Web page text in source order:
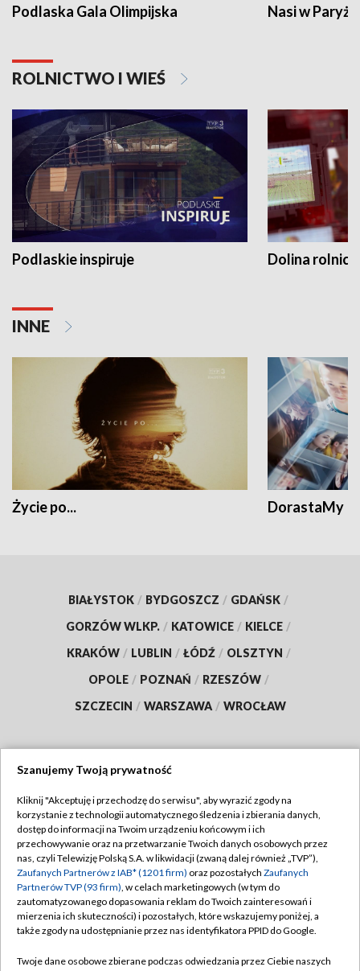
Podlaska Gala Olimpijska Nasi w Paryżu
ROLNICTWO I WIEŚ
Podlaskie inspiruje Dolina
INNE
Życie po... DorastaMy
BIAŁYSTOK / BYDGOSZCZ / GDAŃSK /
GORZÓW WLKP. / KATOWICE / KIELCE /
KRAKÓW / LUBLIN / ŁÓDŹ / OLSZTYN /
OPOLE / POZNAŃ / RZESZÓW /
SZCZECIN / WARSZAWA / WROCŁAW
TVP
Abonament TVP
Emisja w TVP
Centrum informacji TVP
Naziemna Telewizja Cyfrowa
Regulamin TVP
Polityka prywatności
Moje zgody
Pomoc
Szanujemy Twoją prywatność
Kliknij "Akceptuję i przechodzę do serwisu", aby wyrazić zgody na
korzystanie z technologii automatycznego śledzenia i zbierania danych,
dostęp do informacji na Twoim urządzeniu końcowym i ich
przechowywanie oraz na przetwarzanie Twoich danych osobowych przez
nas, czyli Telewizję Polską S.A. w likwidacji (zwaną dalej również „TVP”),
Zaufanych Partnerów z IAB* (1201 firm) oraz pozostałych Zaufanych
Partnerów TVP (93 firm), w celach marketingowych (w tym do
zautomatyzowanego dopasowania reklam do Twoich zainteresowań i
mierzenia ich skuteczności) i pozostałych, które wskazujemy poniżej, a
także zgody na udostępnianie przez nas identyfikatora PPID do Google.
Twoje dane osobowe zbierane podczas odwiedzania przez Ciebie naszych